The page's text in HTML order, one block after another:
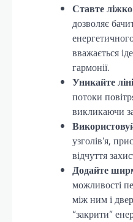
Ставте
дозволяє
вважається
гармонії.
Уникайте
потоки
викликаючи
узголів’я,
відчуття
Додайте
можливості
між ним і
“закрити”